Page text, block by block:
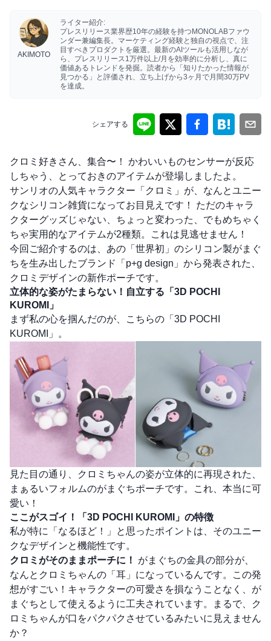
AKIMOTO
ライター紹介:
プレスリリース業界歴10年の経験を持つMONOLABファウ
ンダー兼編集長。マーケティング経験と独自の視点で、注
目すべきプロダクトを厳選。最新のAIツールも活用しなが
ら、プレスリリース1万件以上/月を効率的に分析し、真に
価値あるトレンドを発掘。読者から「知りたかった情報が
見つかる」と評価され、立ち上げから3ヶ月で月間30万PV
を達成。
シェアする
クロミ好きさん、集合〜！ かわいいものセンサーが反応
しちゃう、とっておきのアイテムが登場しましたよ。
サンリオの人気キャラクター「クロミ」が、なんとユニー
クなシリコン雑貨になってお目見えです！ ただのキャラ
クターグッズじゃない、ちょっと変わった、でもめちゃく
ちゃ実用的なアイテムが2種類。これは見逃せません！
今回ご紹介するのは、あの「世界初」のシリコン製がまぐ
ちを生み出したブランド「p+g design」から発表された、
クロミデザインの新作ポーチです。
立体的な姿がたまらない！自立する「3D POCHI
KUROMI」
まず私の心を掴んだのが、こちらの「3D POCHI
KUROMI」。
見た目の通り、クロミちゃんの姿が立体的に再現された、
まぁるいフォルムのがまぐちポーチです。これ、本当に可
愛い！
ここがスゴイ！「3D POCHI KUROMI」の特徴
私が特に「なるほど！」と思ったポイントは、そのユニー
クなデザインと機能性です。
クロミがそのままポーチに！
がまぐちの金具の部分が、
なんとクロミちゃんの「耳」になっているんです。この発
想がすごい！キャラクターの可愛さを損なうことなく、が
まぐちとして使えるように工夫されています。まるで、ク
ロミちゃんが口をパクパクさせているみたいに見えません
か？